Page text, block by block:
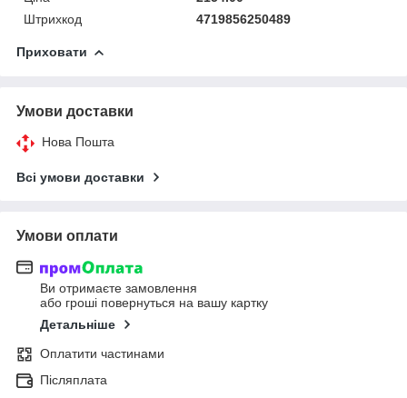
Штрихкод
4719856250489
Приховати
Умови доставки
Нова Пошта
Всі умови доставки
Умови оплати
Ви отримаєте замовлення
або гроші повернуться на вашу картку
Детальніше
Оплатити частинами
Післяплата